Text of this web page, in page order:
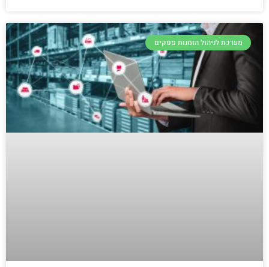
מערכת לניהול הזמנות ספקים